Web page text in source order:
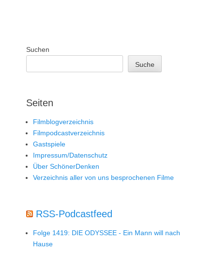
Suchen
Suche
Seiten
Filmblogverzeichnis
Filmpodcastverzeichnis
Gastspiele
Impressum/Datenschutz
Über SchönerDenken
Verzeichnis aller von uns besprochenen Filme
RSS-Podcastfeed
Folge 1419: DIE ODYSSEE - Ein Mann will nach
Hause